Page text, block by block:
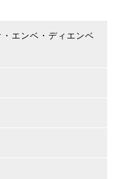
エンベ・ディエンベ